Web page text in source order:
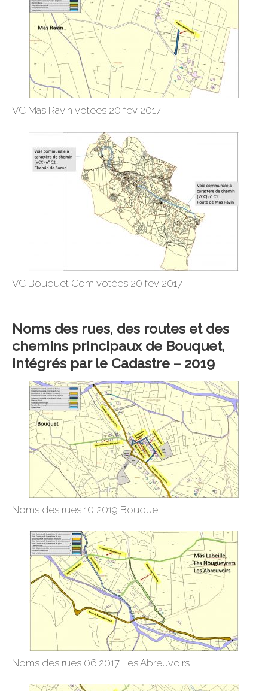
VC Mas Ravin votées 20 fev 2017
VC Bouquet Com votées 20 fev 2017
Noms des rues, des routes et des
chemins principaux de Bouquet,
intégrés par le Cadastre – 2019
Noms des rues 10 2019 Bouquet
Noms des rues 06 2017 Les Abreuvoirs